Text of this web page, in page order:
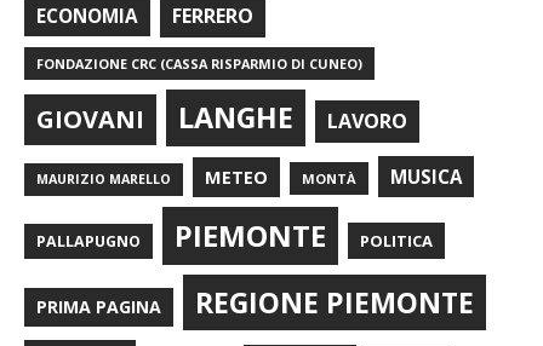
ECONOMIA FERRERO
FONDAZIONE CRC (CASSA RISPARMIO DI CUNEO)
GIOVANI LANGHE LAVORO
MAURIZIO MARELLO METEO MONTÀ MUSICA
PALLAPUGNO PIEMONTE POLITICA
PRIMA PAGINA REGIONE PIEMONTE